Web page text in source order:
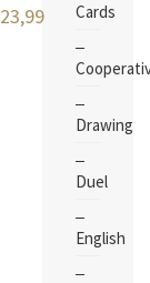
23,99 Cards
Drawing
Duel
English